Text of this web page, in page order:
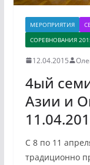
МЕРОПРИЯТИЯ
СОРЕВНОВАНИЯ
12.04.2015
4ый
Азии и
С 8 по 11
традиционно